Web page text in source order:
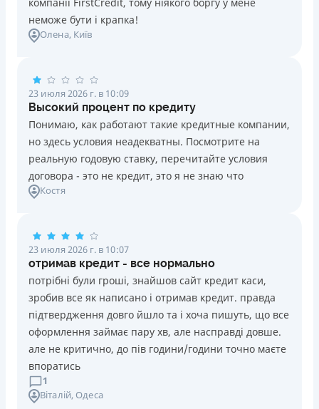
неможе бути і крапка!
Олена, Київ
23 июля 2026 г. в 10:09
Высокий процент по кредиту
Понимаю, как работают такие кредитные компании,
но здесь условия неадекватны. Посмотрите на
реальную годовую ставку, перечитайте условия
договора - это не кредит, это я не знаю что
Костя
23 июля 2026 г. в 10:07
отримав кредит - все нормально
потрібні були гроші, знайшов сайт кредит каси,
зробив все як написано і отримав кредит. правда
підтвердження довго йшло та і хоча пишуть, що все
оформлення займає пару хв, але насправді довше.
але не критично, до пів години/години точно маєте
впоратись
1
Віталій, Одеса